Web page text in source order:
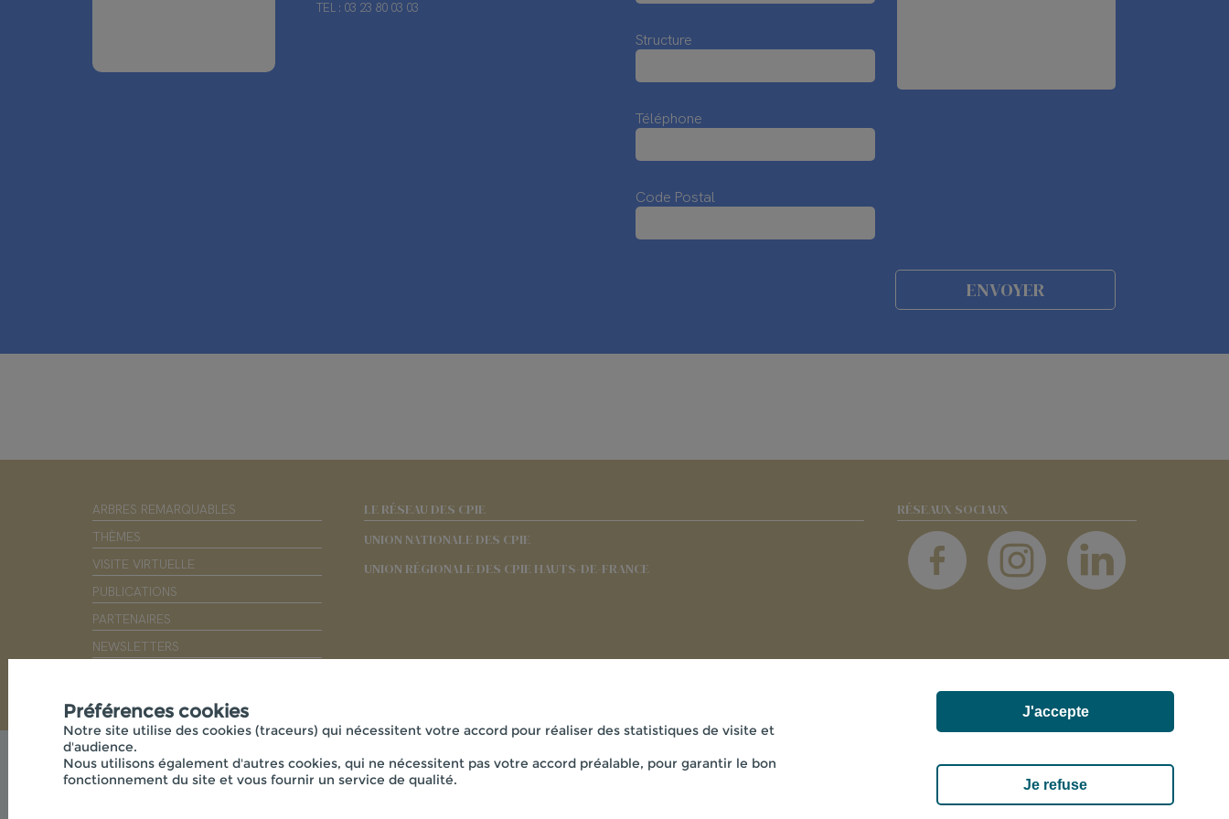
TEL : 03 23 80 03 03
Structure
Téléphone
Code Postal
ARBRES REMARQUABLES
THÈMES
VISITE VIRTUELLE
PUBLICATIONS
PARTENAIRES
NEWSLETTERS
LE RÉSEAU DES CPIE
UNION NATIONALE DES CPIE
UNION RÉGIONALE DES CPIE HAUTS-DE-FRANCE
RÉSEAUX SOCIAUX
Mentions légales
© 2026 - CPIE PAYS DE L'AISNE - 33 RUE DES VICTIMES DE COMPORTET , 02000 MERLIEUX-ET-FOUQUEROLLES FRANCE
Préférences cookies
Notre site utilise des cookies (traceurs) qui nécessitent votre accord pour réaliser des statistiques de visite et
d'audience.
Nous utilisons également d'autres cookies, qui ne nécessitent pas votre accord préalable, pour garantir le bon
fonctionnement du site et vous fournir un service de qualité.
Je refuse
J'accepte